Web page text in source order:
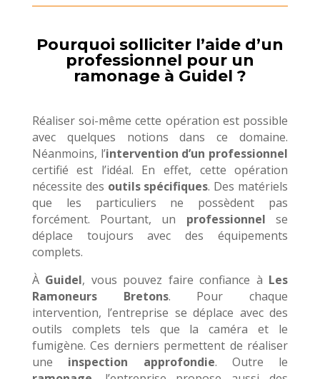
Pourquoi solliciter l’aide d’un
professionnel pour un
ramonage à Guidel ?
Réaliser soi-même cette opération est possible
avec quelques notions dans ce domaine.
Néanmoins, l’intervention d’un professionnel
certifié est l’idéal. En effet, cette opération
nécessite des outils spécifiques. Des matériels
que les particuliers ne possèdent pas
forcément. Pourtant, un professionnel se
déplace toujours avec des équipements
complets.
À Guidel, vous pouvez faire confiance à Les
Ramoneurs Bretons. Pour chaque
intervention, l’entreprise se déplace avec des
outils complets tels que la caméra et le
fumigène. Ces derniers permettent de réaliser
une inspection approfondie. Outre le